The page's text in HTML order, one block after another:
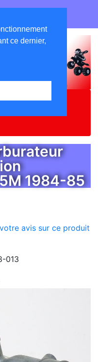
ce dernier,
HONDA
1984-85
avis sur ce produit
013